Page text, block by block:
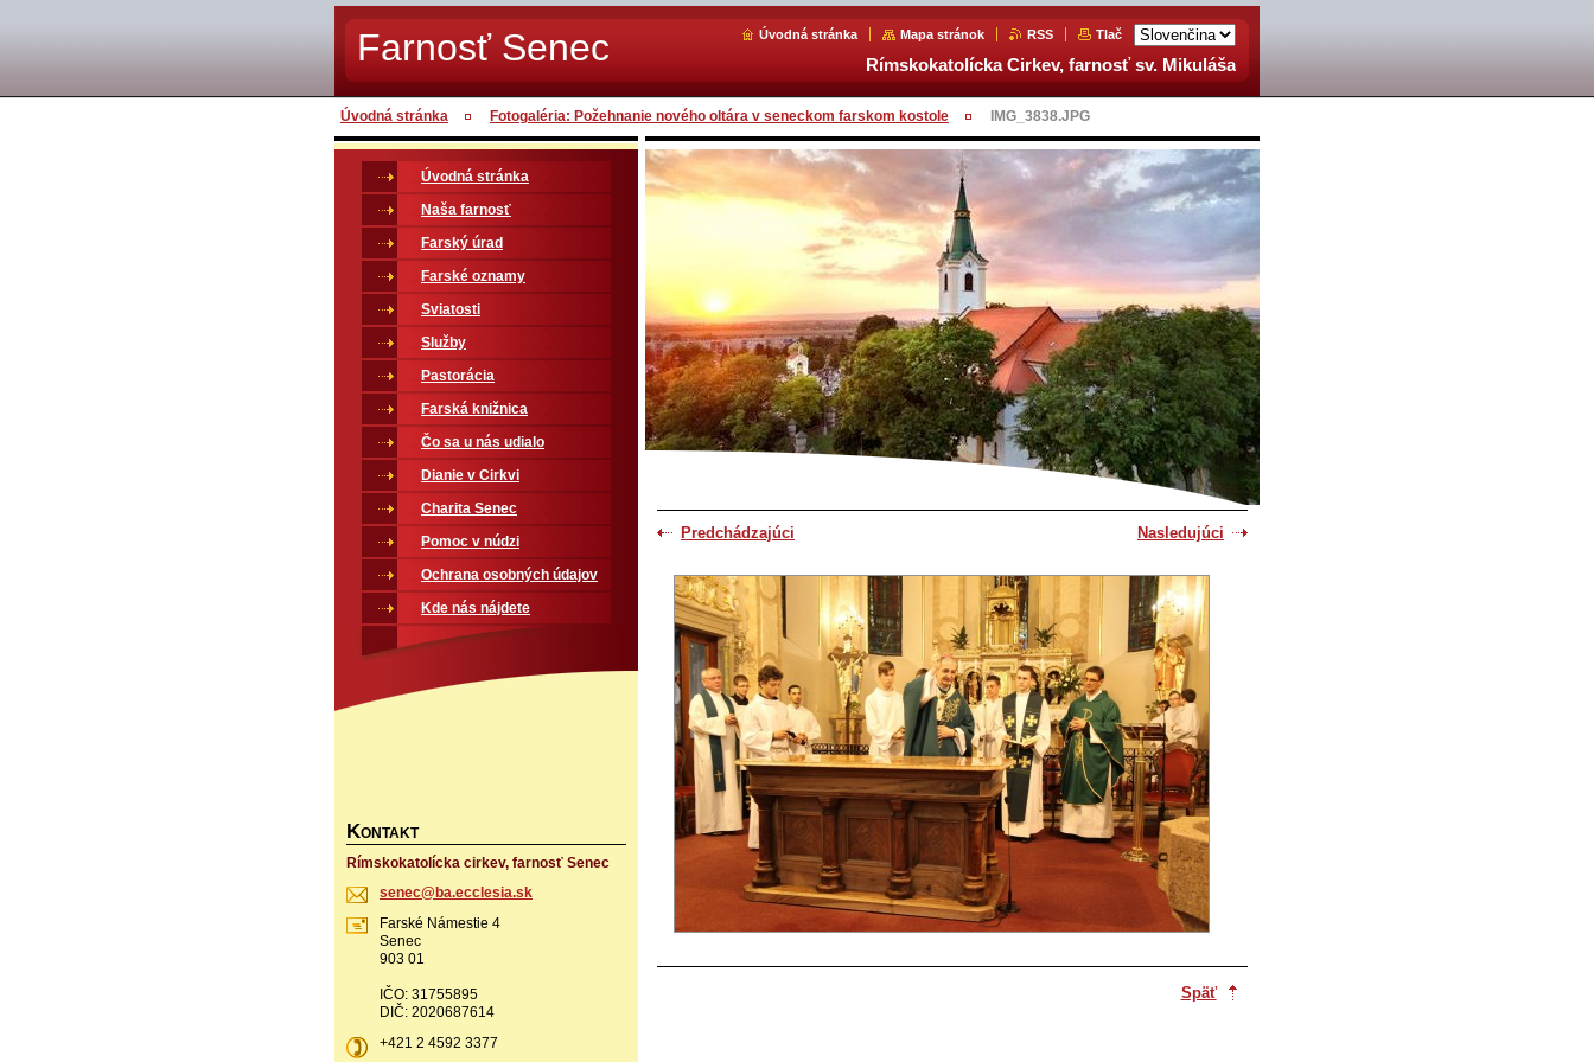
Farnosť Senec Úvodná stránka Mapa stránok RSS Tlač
Rímskokatolícka Cirkev, farnosť sv. Mikuláša
Úvodná stránka Fotogaléria: Požehnanie nového oltára v seneckom farskom kostole IMG_3838.JPG
Predchádzajúci Nasledujúci
Späť
Úvodná stránka
Naša farnosť
Farský úrad
Farské oznamy
Sviatosti
Služby
Pastorácia
Farská knižnica
Čo sa u nás udialo
Dianie v Cirkvi
Charita Senec
Pomoc v núdzi
Ochrana osobných údajov
Kde nás nájdete
KONTAKT
Rímskokatolícka cirkev, farnosť Senec
senec@ba.ecclesia.sk
Farské Námestie 4
Senec
903 01
IČO: 31755895
DIČ: 2020687614
+421 2 4592 3377